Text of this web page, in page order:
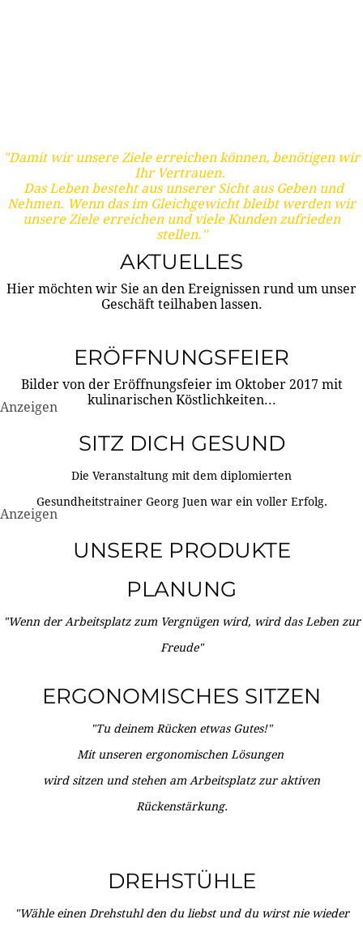
"Damit wir unsere Ziele erreichen können, benötigen wir
Ihr Vertrauen.
Das Leben besteht aus unserer Sicht aus Geben und
Nehmen. Wenn das im Gleichgewicht bleibt werden wir
unsere Ziele erreichen und viele Kunden zufrieden
stellen."
AKTUELLES
Hier möchten wir Sie an den Ereignissen rund um unser
Geschäft teilhaben lassen.
ERÖFFNUNGSFEIER
Bilder von der Eröffnungsfeier im Oktober 2017 mit
kulinarischen Köstlichkeiten...
Anzeigen
SITZ DICH GESUND
Die Veranstaltung mit dem diplomierten
Gesundheitstrainer Georg Juen war ein voller Erfolg.
Anzeigen
UNSERE PRODUKTE
PLANUNG
"Wenn der Arbeitsplatz zum Vergnügen wird, wird das Leben zur
Freude"
ERGONOMISCHES SITZEN
"Tu deinem Rücken etwas Gutes!"
Mit unseren ergonomischen Lösungen
wird sitzen und stehen am Arbeitsplatz zur aktiven
Rückenstärkung.
DREHSTÜHLE
"Wähle einen Drehstuhl den du liebst und du wirst nie wieder